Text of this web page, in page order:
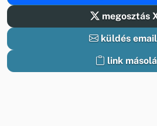
megosztás
küldés
link